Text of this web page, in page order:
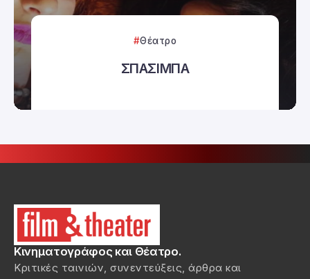
Θέατρο
ΣΠΑΣΙΜΠΑ
Κινηματογράφος και Θέατρο.
Κριτικές ταινιών, συνεντεύξεις, άρθρα και